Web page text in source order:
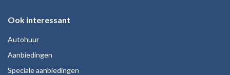
Ook interessant
Autohuur
Aanbiedingen
Speciale aanbiedingen